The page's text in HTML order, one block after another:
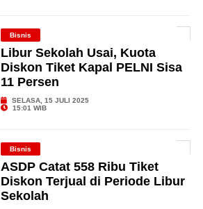
Bisnis
Libur Sekolah Usai, Kuota
Diskon Tiket Kapal PELNI Sisa
11 Persen
SELASA, 15 JULI 2025
15:01 WIB
Bisnis
ASDP Catat 558 Ribu Tiket
Diskon Terjual di Periode Libur
Sekolah